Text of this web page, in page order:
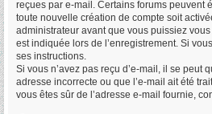
reçues par e-mail. Certains forums peuvent
toute nouvelle création de compte soit
administrateur avant que vous puissiez
est indiquée lors de l’enregistrement. Si
ses instructions.
Si vous n’avez pas reçu d’e-mail, il se peut
adresse incorrecte ou que l’e-mail ait été
vous êtes sûr de l’adresse e-mail fournie,